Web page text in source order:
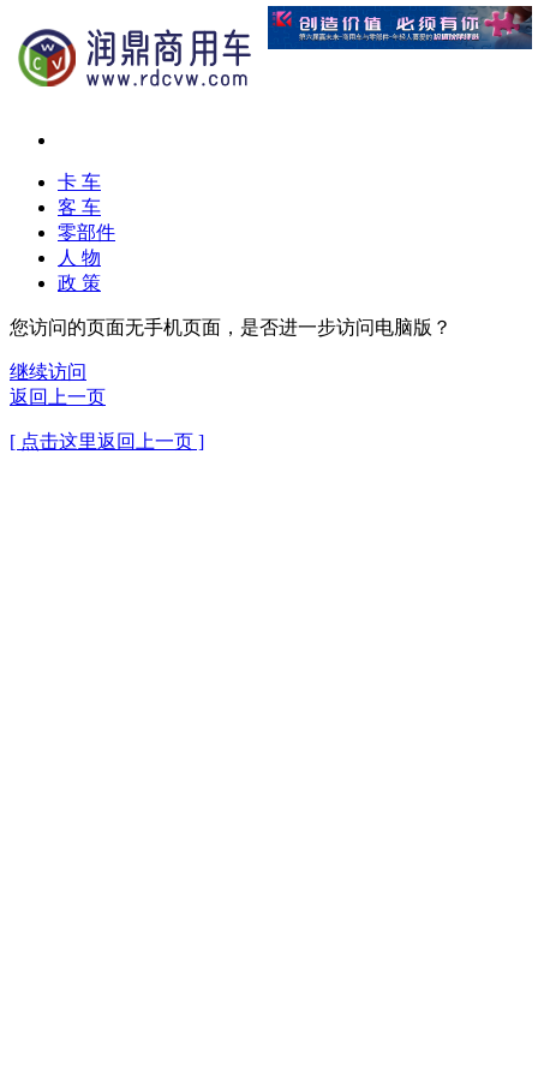
卡 车
客 车
零部件
人 物
政 策
您访问的页面无手机页面，是否进一步访问电脑版？
继续访问
返回上一页
[ 点击这里返回上一页 ]